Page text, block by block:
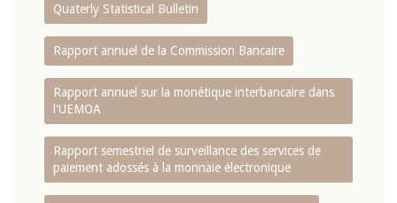
Quaterly Statistical Bulletin
Rapport annuel de la Commission Bancaire
Rapport annuel sur la monétique interbancaire dans
l'UEMOA
Rapport semestriel de surveillance des services de
paiement adossés à la monnaie électronique